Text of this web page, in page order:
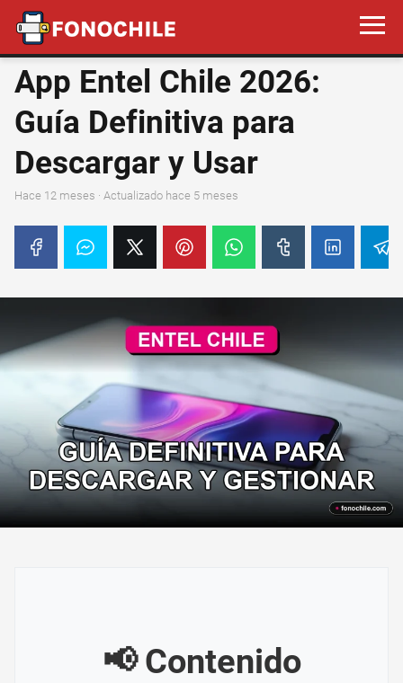
App Entel Chile 2026:
Guía Definitiva para
Descargar y Usar
hace 12 meses · Actualizado hace 5 meses
📢 Contenido